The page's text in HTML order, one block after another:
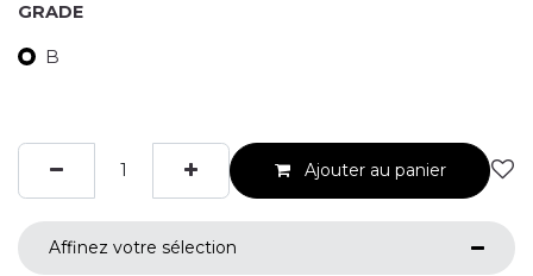
GRADE
B
Ajouter au panier
Affinez votre sélection